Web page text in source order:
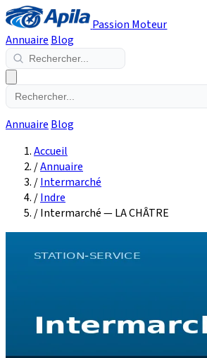
Passion Moteur
Annuaire Blog
Annuaire Blog
Accueil
/Annuaire
/Intermarché
/Indre
/Intermarché — LA CHÂTRE